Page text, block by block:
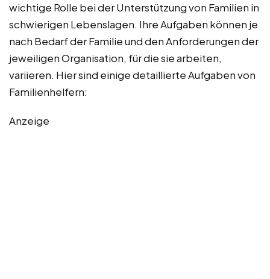
wichtige Rolle bei der Unterstützung von Familien in
schwierigen Lebenslagen. Ihre Aufgaben können je
nach Bedarf der Familie und den Anforderungen der
jeweiligen Organisation, für die sie arbeiten,
variieren. Hier sind einige detaillierte Aufgaben von
Familienhelfern:
Anzeige